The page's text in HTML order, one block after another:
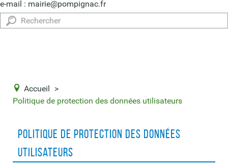
e-mail : mairie@pompignac.fr
Rechercher
Accueil
>
Politique de protection des données utilisateurs
Politique de protection des données
utilisateurs